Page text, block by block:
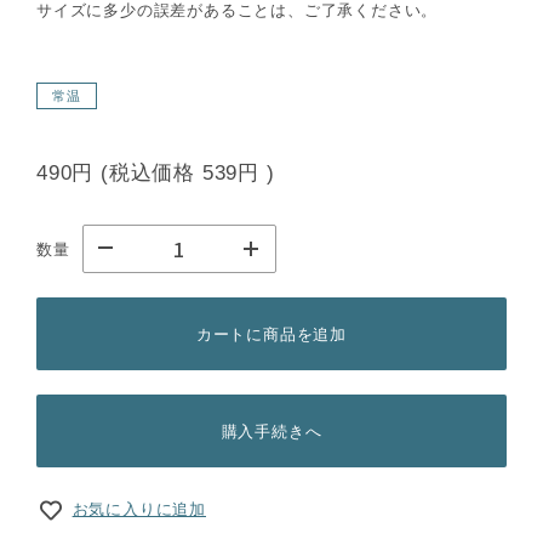
サイズに多少の誤差があることは、ご了承ください。
常温
490円 (税込価格 539円 )
数量
カートに商品を追加
購入手続きへ
お気に入りに追加